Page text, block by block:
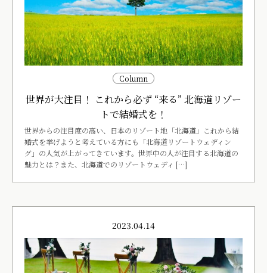
Column
世界が大注目！ これから必ず “来る” 北海道リゾー
トで結婚式を！
世界からの注目度の高い、日本のリゾート地「北海道」これから結
婚式を挙げようと考えている方にも「北海道リゾートウェディン
グ」の人気が上がってきています。世界中の人が注目する北海道の
魅力とは？また、北海道でのリゾートウェディ […]
2023.04.14